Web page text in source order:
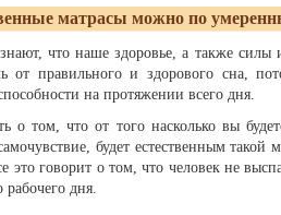
матрасы можно по
что наше здоровье, а также
от правильного и здорового сна,
на протяжении всего дня.
о том, что от того насколько вы
будет естественным такой
это говорит о том, что человек не
дня.